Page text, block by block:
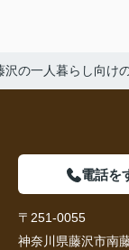
沢の一人暮らし向け
電話を
〒251-0055
神奈川県藤沢市南